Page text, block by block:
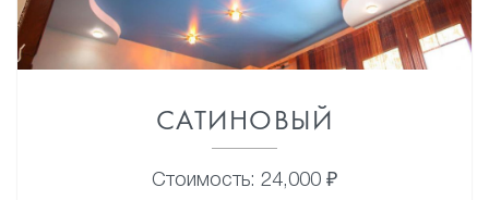
САТИНОВЫЙ
Стоимость: 24,000 ₽